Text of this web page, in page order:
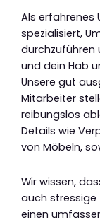
Als erfahrenes
spezialisiert,
durchzuführen
und dein Hab
Unsere gut
Mitarbeiter
reibungslos
Details wie
von Möbeln,
Wir wissen,
auch stressige
einen